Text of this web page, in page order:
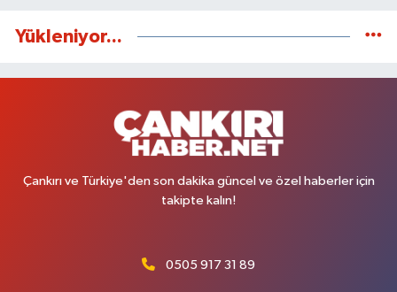
Yükleniyor...
Çankırı ve Türkiye'den son dakika güncel ve özel haberler için
takipte kalın!
0505 917 31 89